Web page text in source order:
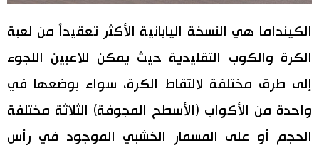
الكينداما هي النسخة اليابانية الأكثر تعقيداً من لعبة
الكرة والكوب التقليدية حيث يمكن للاعبين اللجوء
إلى طرق مختلفة لالتقاط الكرة، سواء بوضعها في
واحدة من الأكواب (الأسطح المجوفة) الثلاثة مختلفة
الحجم أو على المسمار الخشبي الموجود في رأس